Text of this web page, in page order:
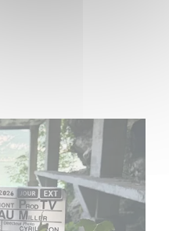
Roman de Marceau Miller